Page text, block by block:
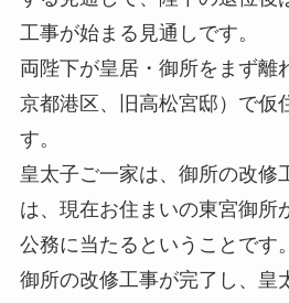
工事が始まる見通しです。
両陛下が皇居・御所をまず離
京都港区、旧高松宮邸）で仮
す。
皇太子ご一家は、御所の改修
は、現在お住まいの東宮御所
公務に当たるということです。
御所の改修工事が完了し、皇